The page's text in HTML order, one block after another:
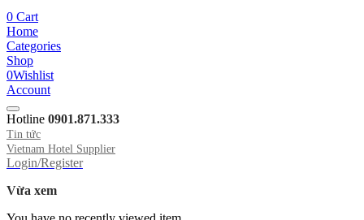
0 Cart
Home
Categories
Shop
0Wishlist
Account
Hotline 0901.871.333
Tin tức
Vietnam Hotel Supplier
Login/Register
Vừa xem